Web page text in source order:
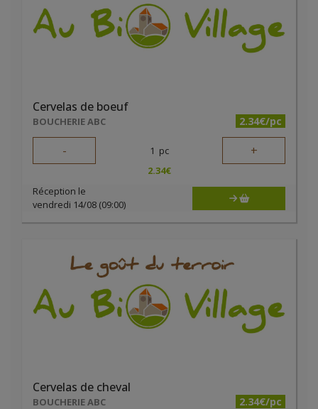
Cervelas de boeuf
BOUCHERIE ABC 2.34€/pc
- 1 pc +
2.34€
Réception le
vendredi 14/08 (09:00)
Cervelas de cheval
BOUCHERIE ABC 2.34€/pc